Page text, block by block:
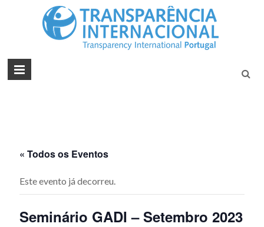
« Todos os Eventos
Este evento já decorreu.
Seminário GADI – Setembro 2023